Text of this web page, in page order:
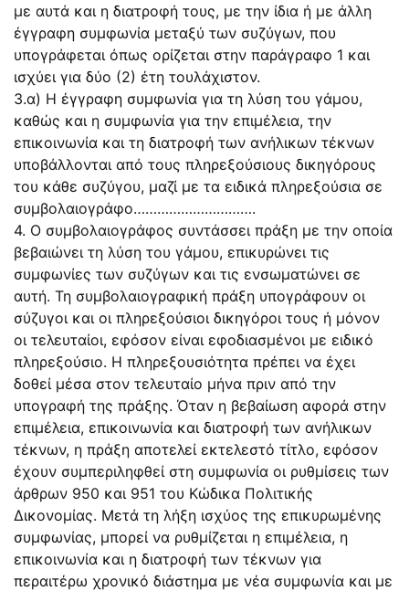
με αυτά και η διατροφή τους, με την ίδια ή με άλλη
έγγραφη συμφωνία μεταξύ των συζύγων, που
υπογράφεται όπως ορίζεται στην παράγραφο 1 και
ισχύει για δύο (2) έτη τουλάχιστον.
3.α) Η έγγραφη συμφωνία για τη λύση του γάμου,
καθώς και η συμφωνία για την επιμέλεια, την
επικοινωνία και τη διατροφή των ανήλικων τέκνων
υποβάλλονται από τους πληρεξούσιους δικηγόρους
του κάθε συζύγου, μαζί με τα ειδικά πληρεξούσια σε
συμβολαιογράφο………………………….
4. Ο συμβολαιογράφος συντάσσει πράξη με την οποία
βεβαιώνει τη λύση του γάμου, επικυρώνει τις
συμφωνίες των συζύγων και τις ενσωματώνει σε
αυτή. Τη συμβολαιογραφική πράξη υπογράφουν οι
σύζυγοι και οι πληρεξούσιοι δικηγόροι τους ή μόνον
οι τελευταίοι, εφόσον είναι εφοδιασμένοι με ειδικό
πληρεξούσιο. Η πληρεξουσιότητα πρέπει να έχει
δοθεί μέσα στον τελευταίο μήνα πριν από την
υπογραφή της πράξης. Όταν η βεβαίωση αφορά στην
επιμέλεια, επικοινωνία και διατροφή των ανήλικων
τέκνων, η πράξη αποτελεί εκτελεστό τίτλο, εφόσον
έχουν συμπεριληφθεί στη συμφωνία οι ρυθμίσεις των
άρθρων 950 και 951 του Κώδικα Πολιτικής
Δικονομίας. Μετά τη λήξη ισχύος της επικυρωμένης
συμφωνίας, μπορεί να ρυθμίζεται η επιμέλεια, η
επικοινωνία και η διατροφή των τέκνων για
περαιτέρω χρονικό διάστημα με νέα συμφωνία και με